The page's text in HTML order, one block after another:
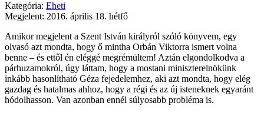
Kategória: Eheti
Megjelent: 2016. április 18. hétfő
Amikor megjelent a Szent István királyról szóló könyvem, egy
olvasó azt mondta, hogy ő mintha Orbán Viktorra ismert volna
benne – és ettől én eléggé megrémültem! Aztán elgondolkodva a
párhuzamokról, úgy láttam, hogy a mostani miniszterelnökünk
inkább hasonlítható Géza fejedelemhez, aki azt mondta, hogy elég
gazdag és hatalmas ahhoz, hogy a régi és az új isteneknek egyaránt
hódolhasson. Van azonban ennél súlyosabb probléma is.